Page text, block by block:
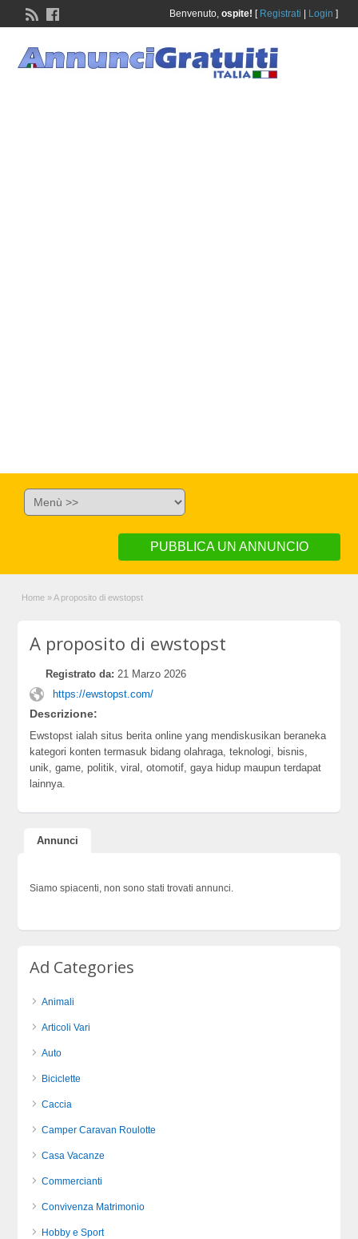
Benvenuto, ospite! [ Registrati Login ]
PUBBLICA UN ANNUNCIO
Home » A proposito di ewstopst
A proposito di ewstopst
Registrato da: 21 Marzo 2026
https://ewstopst.com/
Descrizione:
Ewstopst ialah situs berita online yang mendiskusikan beraneka
kategori konten termasuk bidang olahraga, teknologi, bisnis,
unik, game, politik, viral, otomotif, gaya hidup maupun terdapat
lainnya.
Annunci
Siamo spiacenti, non sono stati trovati annunci.
Ad Categories
Animali
Articoli Vari
Auto
Biciclette
Caccia
Camper Caravan Roulotte
Casa Vacanze
Commercianti
Convivenza Matrimonio
Hobby e Sport